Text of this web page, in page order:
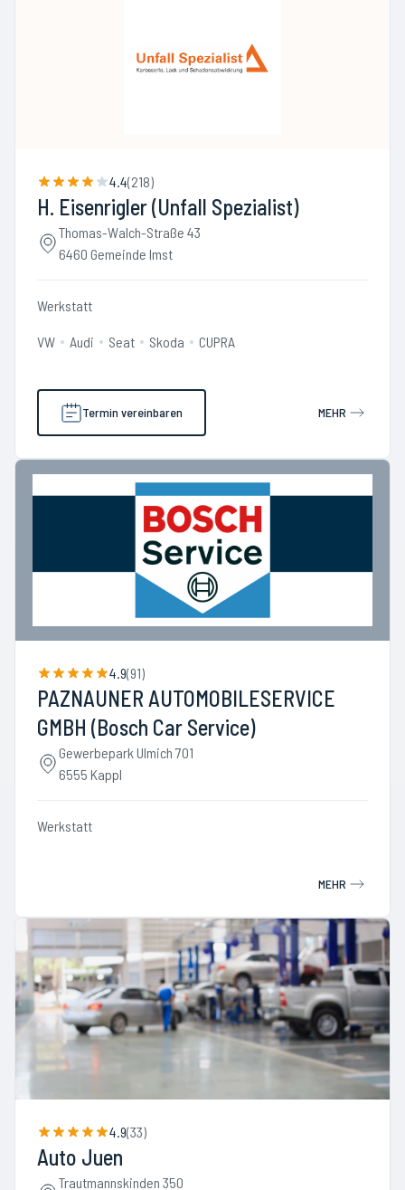
4.4(218)
H. Eisenrigler (Unfall Spezialist)
Thomas-Walch-Straße 43
6460 Gemeinde Imst
Werkstatt
VW Audi Seat Skoda CUPRA
Termin vereinbaren MEHR
4.9(91)
PAZNAUNER AUTOMOBILESERVICE
GMBH (Bosch Car Service)
Gewerbepark Ulmich 701
6555 Kappl
Werkstatt
MEHR
4.9(33)
Auto Juen
Trautmannskinden 350